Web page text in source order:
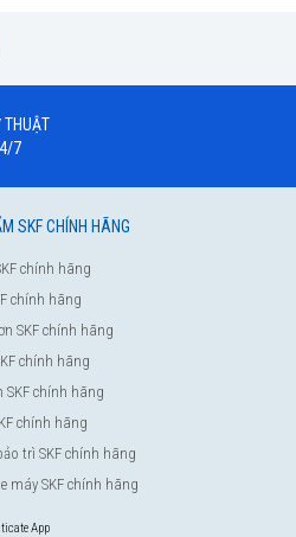
THUẬT
7
SKF CHÍNH HÃNG
chính hãng
chính hãng
SKF chính hãng
chính hãng
SKF chính hãng
chính hãng
trì SKF chính hãng
máy SKF chính hãng
App